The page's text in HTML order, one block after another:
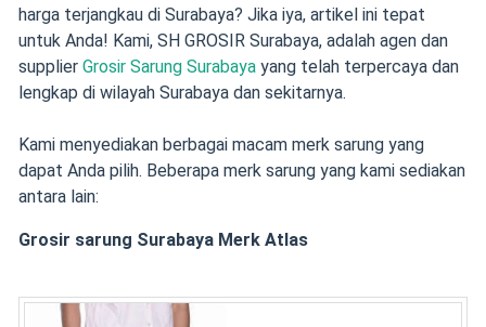
harga terjangkau di Surabaya? Jika iya, artikel ini tepat
untuk Anda! Kami, SH GROSIR Surabaya, adalah agen dan
supplier Grosir Sarung Surabayayang telah terpercaya dan
lengkap di wilayah Surabaya dan sekitarnya.
Kami menyediakan berbagai macam merk sarung yang
dapat Anda pilih. Beberapa merk sarung yang kami sediakan
antara lain:
Grosir sarung Surabaya Merk Atlas